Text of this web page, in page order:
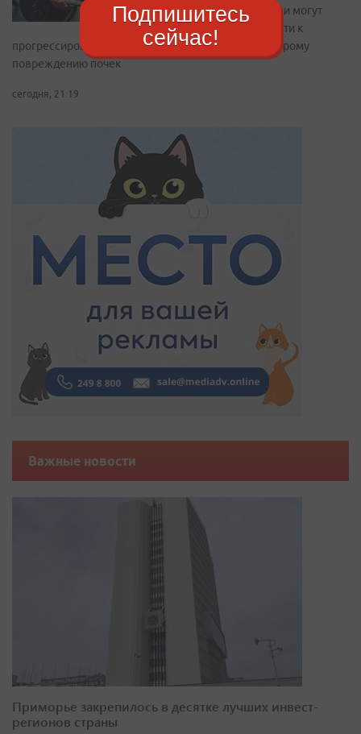
добавки могут
привести к
прогрессированию хронических заболеваний и острому
повреждению почек
сегодня, 21:19
Важные новости
Приморье закрепилось в десятке лучших инвест-
регионов страны
Подпишитесь
сейчас!